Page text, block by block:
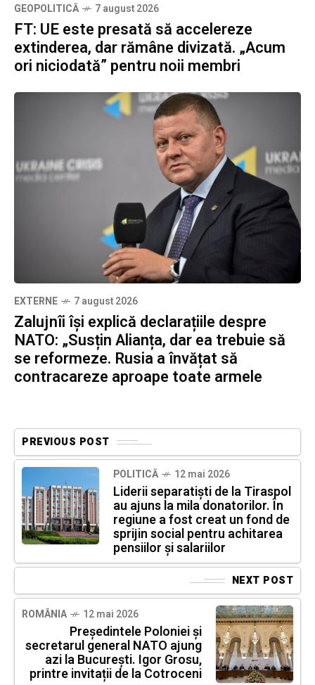
GEOPOLITICĂ 7 august 2026
FT: UE este presată să accelereze
extinderea, dar rămâne divizată. „Acum
ori niciodată” pentru noii membri
EXTERNE 7 august 2026
Zalujnîi își explică declarațiile despre
NATO: „Susțin Alianța, dar ea trebuie să
se reformeze. Rusia a învățat să
contracareze aproape toate armele
PREVIOUS POST
POLITICĂ 12 mai 2026
Liderii separatiști de la Tiraspol
au ajuns la mila donatorilor. În
regiune a fost creat un fond de
sprijin social pentru achitarea
pensiilor și salariilor
NEXT POST
ROMÂNIA 12 mai 2026
Președintele Poloniei și
secretarul general NATO ajung
azi la București. Igor Grosu,
printre invitații de la Cotroceni